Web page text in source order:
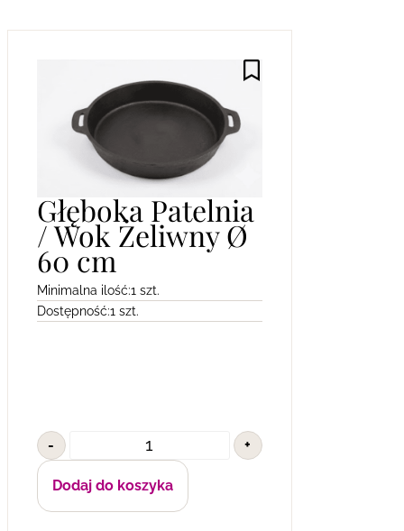
Głęboka Patelnia
/ Wok Żeliwny Ø
60 cm
Minimalna ilość:1 szt.
Dostępność:1 szt.
- +
Dodaj do koszyka